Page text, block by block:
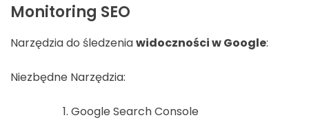
Monitoring SEO
Narzędzia do śledzeniawidoczności w Google:
Niezbędne Narzędzia:
Google Search Console